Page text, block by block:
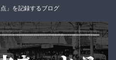
」を記録するブログ